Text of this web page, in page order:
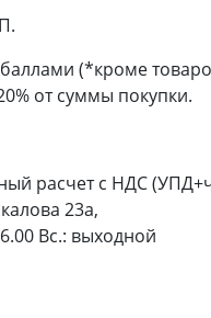
(*кроме
от суммы покупки.
расчет с НДС
23а,
Вс.: выходной